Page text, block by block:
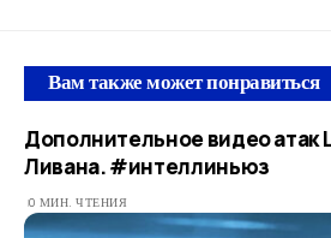
Вам также может понравиться
Дополнительное видео атак
Ливана. #интеллиньюз
0 МИН. ЧТЕНИЯ